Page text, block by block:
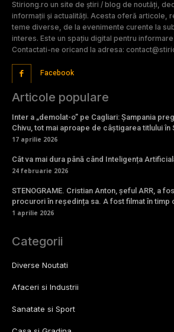
Stiriong.ro un site de știri / blog de noutăți,
informații și actualități. Acesta oferă articole,
teme diverse, de la evenimente curente la
interes. Este un spațiu digital pentru
Contactati-ne oricand la adresa:
Facebook
Articole populare
Inter a „demolat-o” pe Cagliari: Șampania
Chivu, tot mai aproape de câștigarea titlului în
17 aprilie 2026
Cât va mai dura până când Inteligența
24 februarie 2026
STENOGRAME. Cristian Anton, șeful ARR, a
procurori în reședința sa. A fost filmat în timp
1 aprilie 2026
Categorii
Diverse Noutati
Afaceri si Industrii
Sanatate si Sport